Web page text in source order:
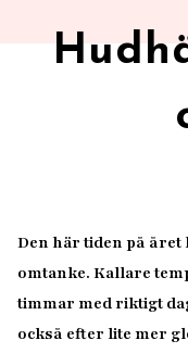
Den här tiden på året
omtanke. Kallare
timmar med riktigt
också efter lite mer